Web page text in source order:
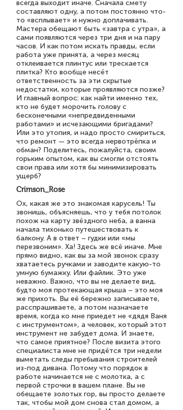
всегда выходит иначе. Сначала смету
составляют одну, а потом постоянно что-
то «всплывает» и нужно доплачивать.
Мастера обещают быть «завтра с утра», а
сами появляются через три дня и на пару
часов. И как потом искать правды, если
работа уже принята, а через месяц
отклеивается плинтус или трескается
плитка? Кто вообще несёт
ответственность за эти скрытые
недостатки, которые проявляются позже?
И главный вопрос: как найти именно тех,
кто не будет морочить голову с
бесконечными «непредвиденными
работами» и исчезающими бригадами?
Или это утопия, и надо просто смириться,
что ремонт — это всегда нервотрёпка и
обман? Поделитесь, пожалуйста, своим
горьким опытом, как вы смогли отстоять
свои права или хотя бы минимизировать
ущерб?
Crimson_Rose
Ох, какая же это знакомая карусель! Ты
звонишь, объясняешь, что у тебя потолок
похож на карту звёздного неба, а ванна
начала тихонько путешествовать к
балкону. А в ответ – гудки или «мы
перезвоним». Ха! Здесь же всё иначе. Мне
прямо видно, как вы за мой звонок сразу
хватаетесь ручками и заводите какую-то
умную бумажку. Или файлик. Это уже
неважно. Важно, что вы не делаете вид,
будто моя протекающая крыша – это моя
же прихоть. Вы её бережно записываете,
расспрашиваете, а потом назначаете
время, когда ко мне приедет не «дядя Ваня
с инструментом», а человек, который этот
инструмент не забудет дома. И знаете,
что самое приятное? После визита этого
специалиста мне не придётся три недели
выметать следы пребывания строителей
из-под дивана. Потому что порядок в
работе начинается не с молотка, а с
первой строчки в вашем плане. Вы не
обещаете золотых гор, вы просто делаете
так, чтобы мой дом снова стал домом, а